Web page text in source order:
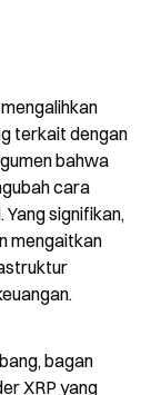
terkait dengan
bahwa
cara
signifikan,
mengaitkan
bagan
XRP yang